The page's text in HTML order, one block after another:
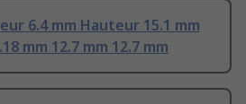
6.4 mm Hauteur 15.1 mm
mm 12.7 mm 12.7 mm